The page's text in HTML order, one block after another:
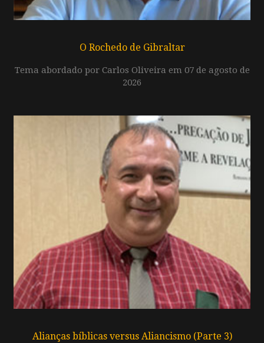
O Rochedo de Gibraltar
Tema abordado por Carlos Oliveira em 07 de agosto de
2026
Alianças bíblicas versus Aliancismo (Parte 3)